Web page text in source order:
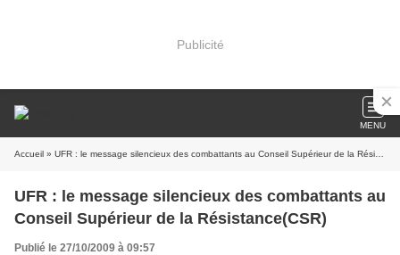
Publicité
MENU
Accueil » UFR : le message silencieux des combattants au Conseil Supérieur de la Résistance(CSR)
UFR : le message silencieux des combattants au
Conseil Supérieur de la Résistance(CSR)
Publié le 27/10/2009 à 09:57